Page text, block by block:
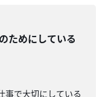
ためにしている
事で大切にしている